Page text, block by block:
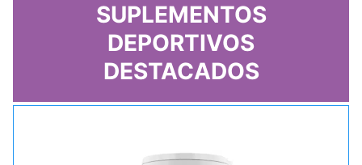
SUPLEMENTOS
DEPORTIVOS
DESTACADOS